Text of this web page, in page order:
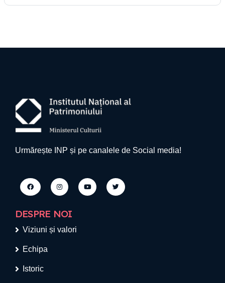
Urmărește INP și pe canalele de Social media!
DESPRE NOI
Viziuni și valori
Echipa
Istoric